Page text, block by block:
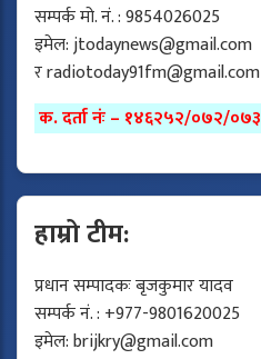
सम्पर्क मो. नं. : 9854026025
इमेल:jtodaynews@gmail.com
रradiotoday91fm@gmail.com
क. दर्ता नंः – १४६२५२/०७२/०७३
हाम्रो टीम:
प्रधान सम्पादकः बृजकुमार यादव
सम्पर्क नं. : +977-9801620025
इमेल:brijkry@gmail.com